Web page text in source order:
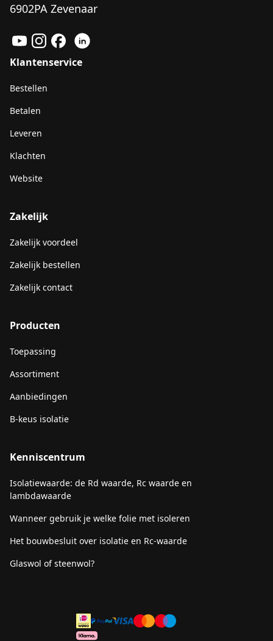
6902PA Zevenaar
Klantenservice
Bestellen
Betalen
Leveren
Klachten
Website
Zakelijk
Zakelijk voordeel
Zakelijk bestellen
Zakelijk contact
Producten
Toepassing
Assortiment
Aanbiedingen
B-keus isolatie
Kenniscentrum
Isolatiewaarde: de Rd waarde, Rc waarde en
lambdawaarde
Wanneer gebruik je welke folie met isoleren
Het bouwbesluit over isolatie en Rc-waarde
Glaswol of steenwol?